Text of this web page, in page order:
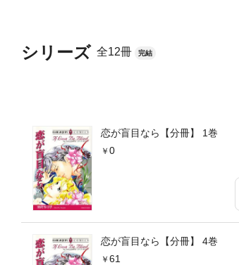
シリーズ 全12冊 完結
恋が盲目なら【分冊】 1巻
0
恋が盲目なら【分冊】 4巻
61